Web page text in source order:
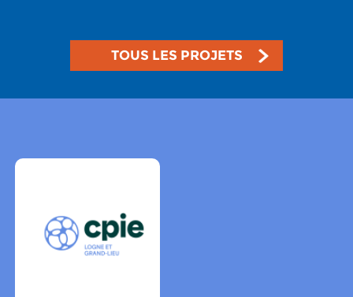
TOUS LES PROJETS